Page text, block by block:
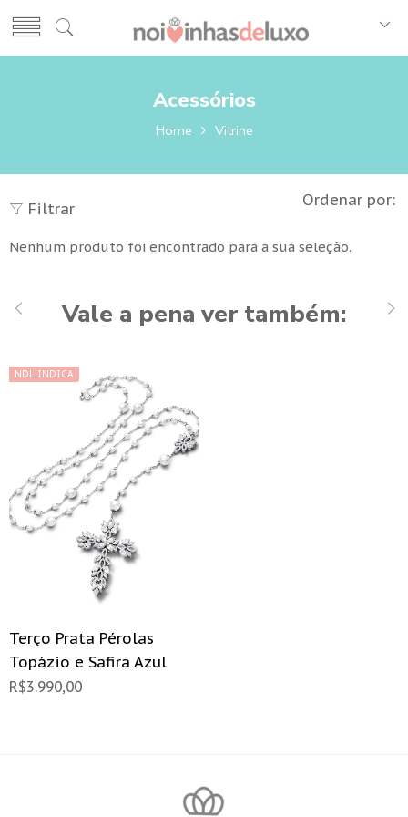
Acessórios
Home Vitrine
Filtrar Ordenar por:
Nenhum produto foi encontrado para a sua seleção.
Vale a pena ver também:
NDL INDICA
Terço Prata Pérolas
Topázio e Safira Azul
R$3.990,00